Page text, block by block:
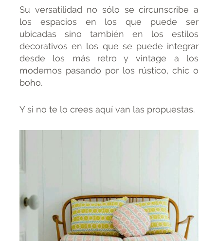
Su versatilidad no sólo se circunscribe a
los espacios en los que puede ser
ubicadas sino también en los estilos
decorativos en los que se puede integrar
desde los más retro y vintage a los
modernos pasando por los rústico, chic o
boho.
Y si no te lo crees aquí van las propuestas.